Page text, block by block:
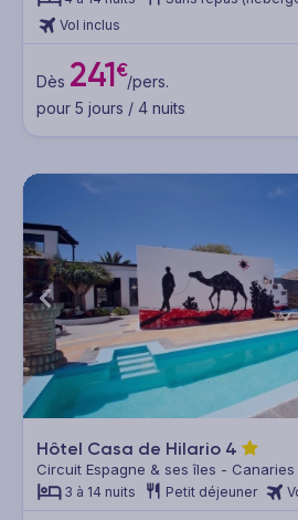
Vol inclus
Dès 241€/pers.
pour 5 jours / 4 nuits
Hôtel Casa de Hilario 4
Circuit Espagne & ses îles -
3 à 14 nuits Petit déjeuner